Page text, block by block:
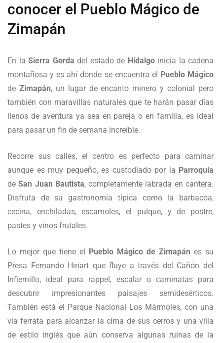
conocer el Pueblo Mágico de
Zimapán
En la Sierra Gorda del estado de Hidalgoinicia la cadena
montañosa y es ahí donde se encuentra el
Pueblo Mágico
de Zimapán, un lugar de encanto minero y colonial pero
también con maravillas naturales que te harán pasar días
llenos de aventura ya sea en pareja o en familia, es ideal
para pasar un fin de semana increíble.
Recorre sus calles, el centro es perfecto para caminar
aunque es muy pequeño, es custodiado por la Parroquia
de San Juan Bautista, completamente labrada en cantera.
Disfruta de su gastronomía típica como la barbacoa,
cecina, enchiladas, escamoles, el pulque, y de postre,
pastes y vinos frutales.
Lo mejor que tiene el Pueblo Mágico de Zimapán es su
Presa Fernando Hiriart que fluye a través del Cañón del
Infiernillo, ideal para rappel, escalar o caminatas para
descubrir impresionantes paisajes semidesérticos.
También está el Parque Nacional Los Mármoles, con una
vía ferrata para alcanzar la cima de sus cerros y una villa
de estilo inglés que aún conserva algunas ruinas de la